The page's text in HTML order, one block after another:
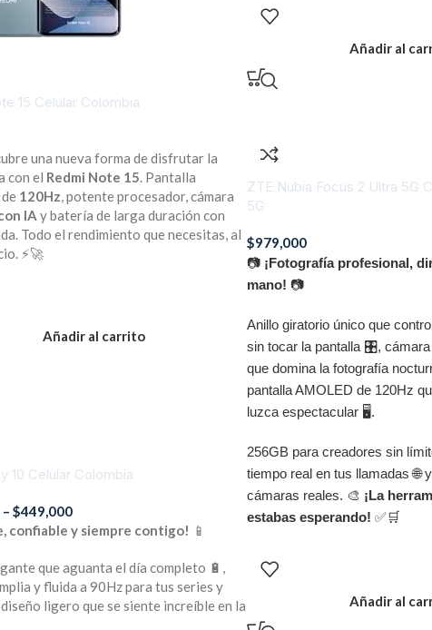
Añadir al
15 Celular Colombia
una nueva forma de disfrutar la
con el Redmi Note 15. Pantalla
120Hz, potente procesador, cámara
IA y batería de larga duración con
Todo el rendimiento que necesitas, al
⚡🚀
Añadir al carrito
ZTE Nubia Focus 2 Ultra 5G
5G
$979,000
📷 ¡Fotografía profesional,
mano! 📷
Anillo giratorio único que
sin tocar la pantalla 🎛️,
que domina la fotografía
pantalla AMOLED de 120Hz
luzca espectacular 🖥️.
256GB para creadores sin
tiempo real en tus llamadas 🌐
cámaras reales. 🎨 ¡La
estabas esperando! ✅🛒
Añadir al
10 Celular Colombia
– $449,000
confiable y siempre contigo! 📱
que aguanta el día completo 🔋,
y fluida a 90Hz para tus series y
ligero que se siente increíble en la